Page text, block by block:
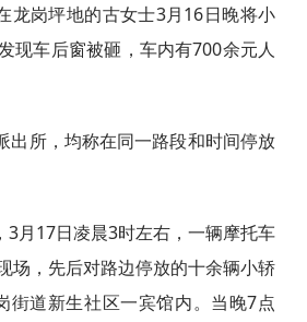
龙岗坪地的古女士3月16日晚将小
现车后窗被砸，车内有700余元人
出所，均称在同一路段和时间停放
月17日凌晨3时左右，一辆摩托车
场，先后对路边停放的十余辆小轿
街道新生社区一宾馆内。当晚7点